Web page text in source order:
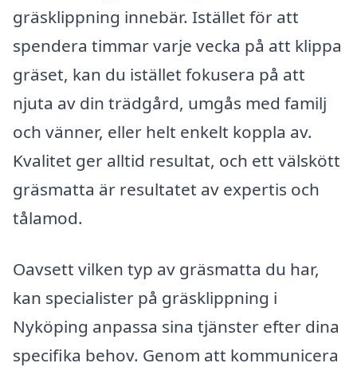
gräsklippning innebär. Istället för att
spendera timmar varje vecka på att klippa
gräset, kan du istället fokusera på att
njuta av din trädgård, umgås med familj
och vänner, eller helt enkelt koppla av.
Kvalitet ger alltid resultat, och ett välskött
gräsmatta är resultatet av expertis och
tålamod.
Oavsett vilken typ av gräsmatta du har,
kan specialister på gräsklippning i
Nyköping anpassa sina tjänster efter dina
specifika behov. Genom att kommunicera